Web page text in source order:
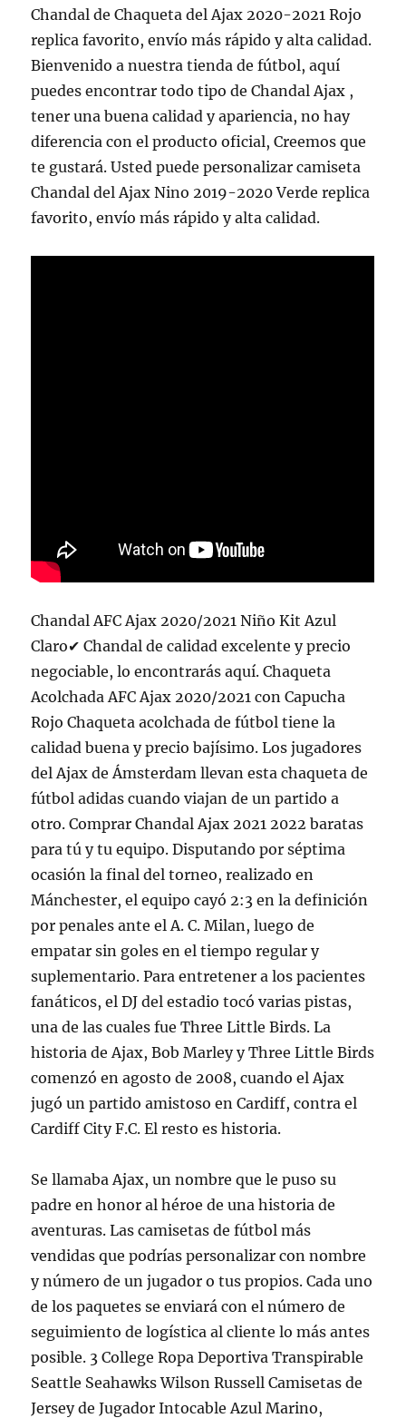
Chandal de Chaqueta del Ajax 2020-2021 Rojo
replica favorito, envío más rápido y alta calidad.
Bienvenido a nuestra tienda de fútbol, aquí
puedes encontrar todo tipo de Chandal Ajax ,
tener una buena calidad y apariencia, no hay
diferencia con el producto oficial, Creemos que
te gustará. Usted puede personalizar camiseta
Chandal del Ajax Nino 2019-2020 Verde replica
favorito, envío más rápido y alta calidad.
Chandal AFC Ajax 2020/2021 Niño Kit Azul
Claro✔ Chandal de calidad excelente y precio
negociable, lo encontrarás aquí. Chaqueta
Acolchada AFC Ajax 2020/2021 con Capucha
Rojo Chaqueta acolchada de fútbol tiene la
calidad buena y precio bajísimo. Los jugadores
del Ajax de Ámsterdam llevan esta chaqueta de
fútbol adidas cuando viajan de un partido a
otro. Comprar Chandal Ajax 2021 2022 baratas
para tú y tu equipo. Disputando por séptima
ocasión la final del torneo, realizado en
Mánchester, el equipo cayó 2:3 en la definición
por penales ante el A. C. Milan, luego de
empatar sin goles en el tiempo regular y
suplementario. Para entretener a los pacientes
fanáticos, el DJ del estadio tocó varias pistas,
una de las cuales fue Three Little Birds. La
historia de Ajax, Bob Marley y Three Little Birds
comenzó en agosto de 2008, cuando el Ajax
jugó un partido amistoso en Cardiff, contra el
Cardiff City F.C. El resto es historia.
Se llamaba Ajax, un nombre que le puso su
padre en honor al héroe de una historia de
aventuras. Las camisetas de fútbol más
vendidas que podrías personalizar con nombre
y número de un jugador o tus propios. Cada uno
de los paquetes se enviará con el número de
seguimiento de logística al cliente lo más antes
posible. 3 College Ropa Deportiva Transpirable
Seattle Seahawks Wilson Russell Camisetas de
Jersey de Jugador Intocable Azul Marino,